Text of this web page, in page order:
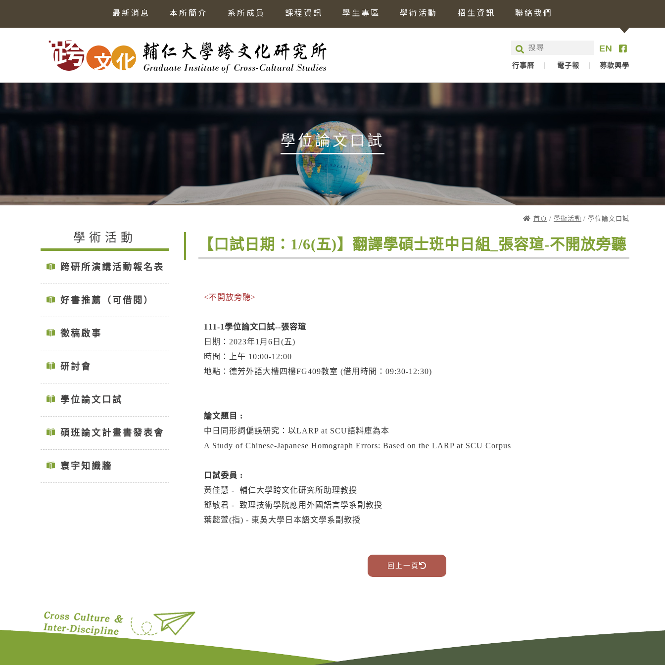
最新消息 本所簡介 系所成員 課程資訊 學生專區 學術活動 招生資訊 聯絡我們
行事曆 電子報 募款興學
學位論文口試
首頁 / 學術活動 / 學位論文口試
學術活動
跨研所演講活動報名表
好書推薦（可借閱）
徵稿啟事
研討會
學位論文口試
碩班論文計畫書發表會
寰宇知識牆
【口試日期：1/6(五)】翻譯學碩士班中日組_張容瑄-不開放旁聽
<不開放旁聽>
111-1學位論文口試--張容瑄
日期：2023年1月6日(五)
時間：上午 10:00-12:00
地點：德芳外語大樓四樓FG409教室 (借用時間：09:30-12:30)
論文題目 :
中日同形詞偏誤研究：以LARP at SCU語料庫為本
A Study of Chinese-Japanese Homograph Errors: Based on the LARP at SCU Corpus
口試委員 :
黃佳慧 - 輔仁大學跨文化研究所助理教授
鄧敏君 - 致理技術學院應用外國語言學系副教授
葉懿萱(指) - 東吳大學日本語文學系副教授
回上一頁